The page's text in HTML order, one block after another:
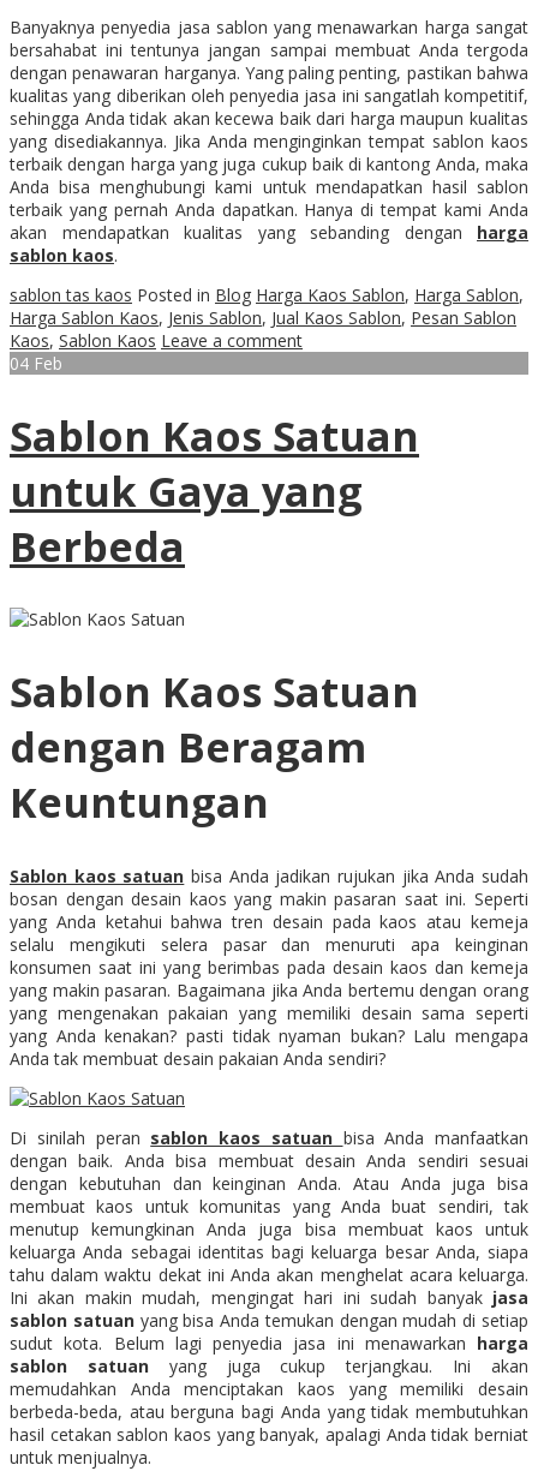
Banyaknya penyedia jasa sablon yang menawarkan harga sangat
bersahabat ini tentunya jangan sampai membuat Anda tergoda
dengan penawaran harganya. Yang paling penting, pastikan bahwa
kualitas yang diberikan oleh penyedia jasa ini sangatlah kompetitif,
sehingga Anda tidak akan kecewa baik dari harga maupun kualitas
yang disediakannya. Jika Anda menginginkan tempat sablon kaos
terbaik dengan harga yang juga cukup baik di kantong Anda, maka
Anda bisa menghubungi kami untuk mendapatkan hasil sablon
terbaik yang pernah Anda dapatkan. Hanya di tempat kami Anda
akan mendapatkan kualitas yang sebanding dengan harga
sablon kaos.
sablon tas kaos Posted in Blog Harga Kaos Sablon, Harga Sablon,
Harga Sablon Kaos, Jenis Sablon, Jual Kaos Sablon, Pesan Sablon
Kaos, Sablon Kaos Leave a comment
04 Feb
Sablon Kaos Satuan
untuk Gaya yang
Berbeda
Sablon Kaos Satuan
dengan Beragam
Keuntungan
Sablon kaos satuan bisa Anda jadikan rujukan jika Anda sudah
bosan dengan desain kaos yang makin pasaran saat ini. Seperti
yang Anda ketahui bahwa tren desain pada kaos atau kemeja
selalu mengikuti selera pasar dan menuruti apa keinginan
konsumen saat ini yang berimbas pada desain kaos dan kemeja
yang makin pasaran. Bagaimana jika Anda bertemu dengan orang
yang mengenakan pakaian yang memiliki desain sama seperti
yang Anda kenakan? pasti tidak nyaman bukan? Lalu mengapa
Anda tak membuat desain pakaian Anda sendiri?
Di sinilah peran sablon kaos satuan bisa Anda manfaatkan
dengan baik. Anda bisa membuat desain Anda sendiri sesuai
dengan kebutuhan dan keinginan Anda. Atau Anda juga bisa
membuat kaos untuk komunitas yang Anda buat sendiri, tak
menutup kemungkinan Anda juga bisa membuat kaos untuk
keluarga Anda sebagai identitas bagi keluarga besar Anda, siapa
tahu dalam waktu dekat ini Anda akan menghelat acara keluarga.
Ini akan makin mudah, mengingat hari ini sudah banyak jasa
sablon satuan yang bisa Anda temukan dengan mudah di setiap
sudut kota. Belum lagi penyedia jasa ini menawarkan harga
sablon satuan yang juga cukup terjangkau. Ini akan
memudahkan Anda menciptakan kaos yang memiliki desain
berbeda-beda, atau berguna bagi Anda yang tidak membutuhkan
hasil cetakan sablon kaos yang banyak, apalagi Anda tidak berniat
untuk menjualnya.